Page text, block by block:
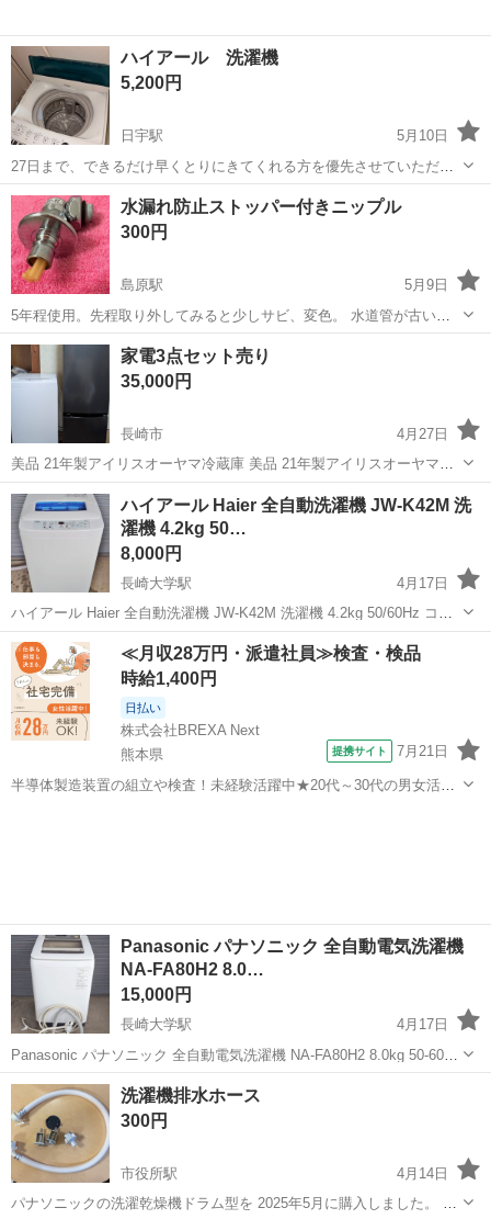
ハイアール 洗濯機
5,200円
日宇駅
5月10日
27日まで、できるだけ早くとりにきてくれる方を優先させていただき
ます。 よろしくおねがいします。
長崎 佐世保市 日宇駅 生活家電 ハイアール
水漏れ防止ストッパー付きニップル
300円
島原駅
5月9日
5年程使用。先程取り外してみると少しサビ、変色。 水道管が古いか
らか… 当時3000円で購入 水栓 バルブ
長崎 島原市 島原駅 生活家電
家電3点セット売り
35,000円
長崎市
4月27日
美品 21年製アイリスオーヤマ冷蔵庫 美品 21年製アイリスオーヤマ洗
濯機 美品 21年製シャープオーブンレンジ 綺麗に掃除してます。
長崎 長崎市 生活家電 アイリスオーヤマ
ハイアール Haier 全自動洗濯機 JW-K42M 洗
濯機 4.2kg 50…
8,000円
長崎大学駅
4月17日
ハイアール Haier 全自動洗濯機 JW-K42M 洗濯機 4.2kg 50/60Hz コン
パクトタイプ 単身用 動作OK 家電 小型 ◆メーカー：ハイアール ◆サ
イズ【素人採寸のため若干の誤差はご容赦く...
長崎 長崎市 長崎大学駅 生活家電 ハイアール
≪月収28万円・派遣社員≫検査・検品
時給1,400円
日払い
株式会社BREXA Next
熊本県
提携サイト 7月21日
半導体製造装置の組立や検査！未経験活躍中★20代～30代の男女活躍
Panasonic パナソニック 全自動電気洗濯機
NA-FA80H2 8.0…
15,000円
長崎大学駅
4月17日
Panasonic パナソニック 全自動電気洗濯機 NA-FA80H2 8.0kg 50-60Hz
動作OK 家電 全自動洗濯機 洗濯機 ◆メーカー：パナソニック ◆サイ
ズ【素人採寸のため若干の誤差はご容赦くださ...
長崎 長崎市 長崎大学駅
洗濯機排水ホース
300円
市役所駅
4月14日
パナソニックの洗濯乾燥機ドラム型を 2025年5月に購入しました。 そ